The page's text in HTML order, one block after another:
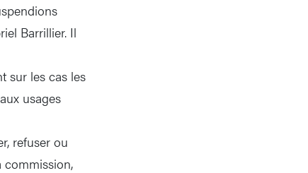
Barrillier. Il
sur les cas les
usages
refuser ou
commission,